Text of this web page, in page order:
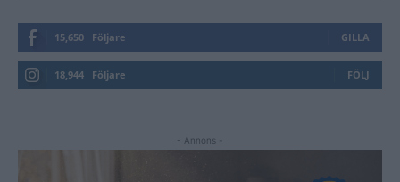
15,650 Följare GILLA
18,944 Följare FÖLJ
- Annons -